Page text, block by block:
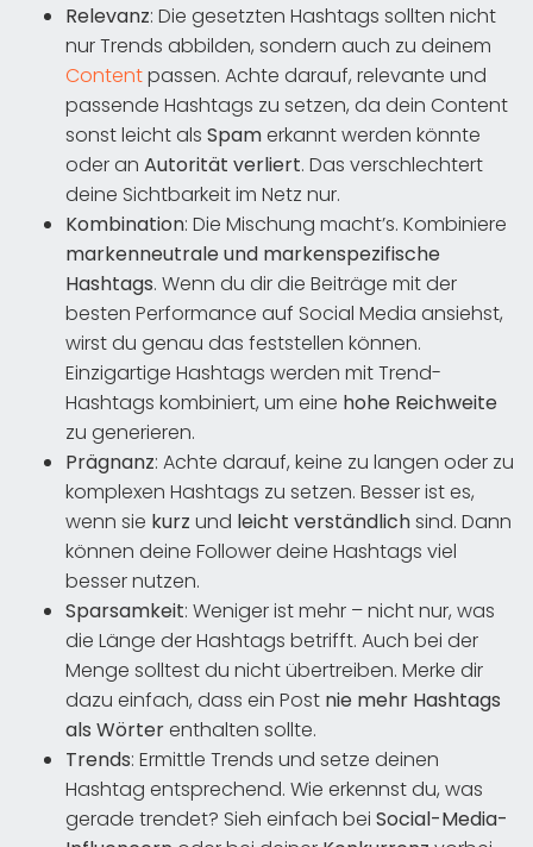
Relevanz: Die gesetzten Hashtags sollten nicht
nur Trends abbilden, sondern auch zu deinem
Contentpassen. Achte darauf, relevante und
passende Hashtags zu setzen, da dein Content
sonst leicht als Spamerkannt werden könnte
oder an Autorität verliert. Das verschlechtert
deine Sichtbarkeit im Netz nur.
Kombination: Die Mischung macht’s. Kombiniere
markenneutrale und markenspezifische
Hashtags. Wenn du dir die Beiträge mit der
besten Performance auf Social Media ansiehst,
wirst du genau das feststellen können.
Einzigartige Hashtags werden mit Trend-
Hashtags kombiniert, um eine hohe Reichweite
zu generieren.
Prägnanz: Achte darauf, keine zu langen oder zu
komplexen Hashtags zu setzen. Besser ist es,
wenn sie kurz und leicht verständlichsind. Dann
können deine Follower deine Hashtags viel
besser nutzen.
Sparsamkeit: Weniger ist mehr – nicht nur, was
die Länge der Hashtags betrifft. Auch bei der
Menge solltest du nicht übertreiben. Merke dir
dazu einfach, dass ein Post nie mehr Hashtags
als Wörterenthalten sollte.
Trends: Ermittle Trends und setze deinen
Hashtag entsprechend. Wie erkennst du, was
gerade trendet? Sieh einfach bei Social-Media-